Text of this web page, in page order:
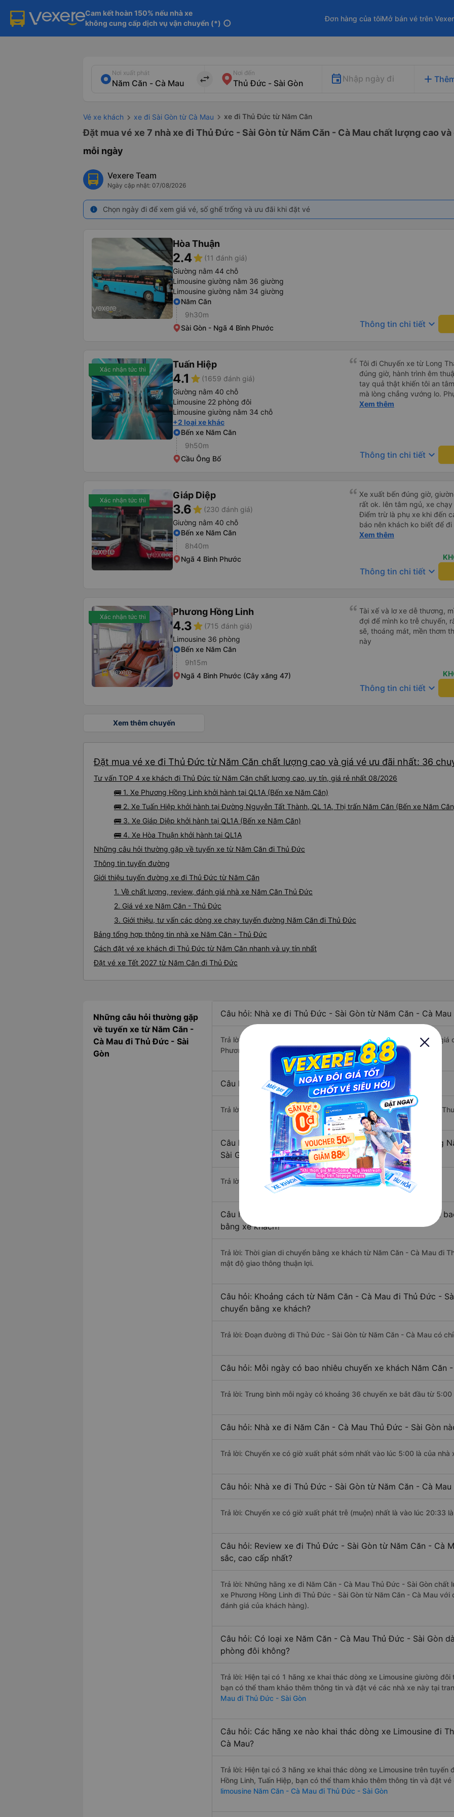
Cam kết hoàn 150% nếu nhà xe
không cung cấp dịch vụ vận chuyển (*) info
Đơn hàng của tôiMở bán vé trên
Nơi xuất phát
import_export
Nơi đến
Nhập ngày đi add
Vé xe khách xe đi Sài Gòn từ Cà Mau xe đi Thủ Đức từ Năm Căn
Đặt mua vé xe 7 nhà xe đi Thủ Đức - Sài Gòn từ Năm Căn - Cà Mau chất lượng cao
mỗi ngày
Vexere Team
Ngày cập nhật: 07/08/2026
info Chọn ngày đi để xem giá vé, số ghế trống và ưu đãi khi đặt vé
Hòa Thuận
2.4star (11 đánh giá)
Giường nằm 44 chỗ
Limousine giường nằm 36 giường
Limousine giường nằm 34 giường
Năm Căn
9h30m
Sài Gòn - Ngã 4 Bình Phước
Thông tin chi tiết keyboard_arrow_down
Xác nhận tức thì Tuấn Hiệp
4.1 star (1659 đánh giá)
Giường nằm 40 chỗ
Limousine 22 phòng đôi
Limousine giường nằm 34 chỗ
+2 loại xe khác
Bến xe Năm Căn
9h50m
Cầu Ông Bố
Tôi đi Chuyến xe từ Long
đúng giờ, hành trình êm
tay quả thật khiến tôi an tâm, mãn ý. Đường xa muôn dặm
mà lòng chẳng vướng lo.
cẩn, hiếm thấy giữa thời
Xem thêm
Thông tin chi tiết keyboard_arrow_down
Xác nhận tức thì Giáp Diệp
3.6star (230 đánh giá)
Giường nằm 40 chỗ
Bến xe Năm Căn
8h40m
Ngã 4 Bình Phước
Xe xuất bến đúng giờ,
rất ok. Iên tâm ngủ, xe
Điểm trừ là phụ xe khi đến
báo nên khách ko biết để
ngủ say)
Xem thêm
Thông tin chi tiết keyboard_arrow_down
Xác nhận tức thì Phương Hồng Linh
4.3star (715 đánh giá)
Limousine 36 phòng
Bến xe Năm Căn
9h15m
Ngã 4 Bình Phước (Cây xăng 47)
Tài xế và lơ xe dễ thương,
đợi để mình ko trễ chuyến,
sẽ, thoáng mát, mền thơm
này
Thông tin chi tiết keyboard_arrow_down
Xem thêm chuyến
Đặt mua vé xe đi Thủ Đức từ Năm Căn chất lượng cao và giá vé ưu đãi nhất: 36
Tư vấn TOP 4 xe khách đi Thủ Đức từ Năm Căn chất lượng cao, uy tín, giá rẻ nhất 08/2026
🚌 1. Xe Phương Hồng Linh khởi hành tại QL1A (Bến xe Năm Căn)
🚌 2. Xe Tuấn Hiệp khởi hành tại Đường Nguyễn Tất Thành, QL 1A, Thị trấn Năm Căn (Bến xe Năm
🚌 3. Xe Giáp Diệp khởi hành tại QL1A (Bến xe Năm Căn)
🚌 4. Xe Hòa Thuận khởi hành tại QL1A
Những câu hỏi thường gặp về tuyến xe từ Năm Căn đi Thủ Đức
Thông tin tuyến đường
Giới thiệu tuyến đường xe đi Thủ Đức từ Năm Căn
1. Về chất lượng, review, đánh giá nhà xe Năm Căn Thủ Đức
2. Giá vé xe Năm Căn - Thủ Đức
3. Giới thiệu, tư vấn các dòng xe chạy tuyến đường Năm Căn đi Thủ Đức
Bảng tổng hợp thông tin nhà xe Năm Căn - Thủ Đức
Cách đặt vé xe khách đi Thủ Đức từ Năm Căn nhanh và uy tín nhất
Đặt vé xe Tết 2027 từ Năm Căn đi Thủ Đức
Những câu hỏi thường gặp
về tuyến xe từ Năm Căn -
Cà Mau đi Thủ Đức - Sài
Gòn
Câu hỏi: Nhà xe đi Thủ Đức - Sài Gòn từ Năm Căn - Cà
Trả lời: Xe đi Thủ Đức - Sài Gòn từ Năm Căn - Cà Mau được đánh
Phương Hồng Linh, Tuấn Hiệp, Giáp Diệp.
Câu hỏi: Xe nào đi Thủ Đức - Sài Gòn có giá rẻ nhất?
Trả lời: Vé xe rẻ nhất có mức giá là 270.000 đồng của nhà xe Hòa
Câu hỏi: Có bao nhiêu nhà xe đang khai thác tuyến đường
Sài Gòn ?
Trả lời: Hiện tại có 4 nhà xe khai thác tuyến đường.
Câu hỏi: Từ Năm Căn - Cà Mau đi Thủ Đức - Sài Gòn mất
bằng xe khách?
Trả lời: Thời gian di chuyển bằng xe khách từ Năm Căn - Cà Mau đi
mật độ giao thông thuận lợi.
Câu hỏi: Khoảng cách từ Năm Căn - Cà Mau đi Thủ Đức -
chuyển bằng xe khách?
Trả lời: Đoạn đường đi Thủ Đức - Sài Gòn từ Năm Căn - Cà Mau có
Câu hỏi: Mỗi ngày có bao nhiêu chuyến xe khách Năm Căn
Trả lời: Trung bình mỗi ngày có khoảng 36 chuyến xe bắt đầu từ
Câu hỏi: Nhà xe đi Năm Căn - Cà Mau Thủ Đức - Sài Gòn
Trả lời: Chuyến xe có giờ xuất phát sớm nhất vào lúc 5:00 là của nhà
Câu hỏi: Nhà xe đi Thủ Đức - Sài Gòn từ Năm Căn - Cà
Trả lời: Chuyến xe có giờ xuất phát trễ (muộn) nhất là vào lúc 20:33
Câu hỏi: Review xe đi Thủ Đức - Sài Gòn từ Năm Căn - Cà
sắc, cao cấp nhất?
Trả lời: Những hãng xe đi Năm Căn - Cà Mau Thủ Đức - Sài Gòn
xe Phương Hồng Linh đi Thủ Đức - Sài Gòn từ Năm Căn - Cà Mau
đánh giá của khách hàng).
Câu hỏi: Có loại xe Năm Căn - Cà Mau Thủ Đức - Sài Gòn
phòng đôi không?
Trả lời: Hiện tại có 1 hãng xe khai thác dòng xe Limousine giường
bạn có thể tham khảo thêm thông tin và đặt vé các nhà xe này tại
Mau đi Thủ Đức - Sài Gòn
Câu hỏi: Các hãng xe nào khai thác dòng xe Limousine đi
Cà Mau?
Trả lời: Hiện tại có 3 hãng xe khai thác dòng xe Limousine trên tuyến
Hồng Linh, Tuấn Hiệp, bạn có thể tham khảo thêm thông tin và đặt
limousine Năm Căn - Cà Mau đi Thủ Đức - Sài Gòn